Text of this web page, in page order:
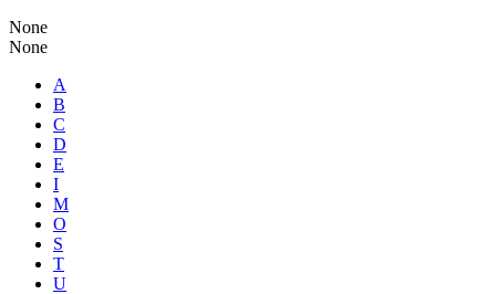
None
None
A
B
C
D
E
I
M
O
S
T
U